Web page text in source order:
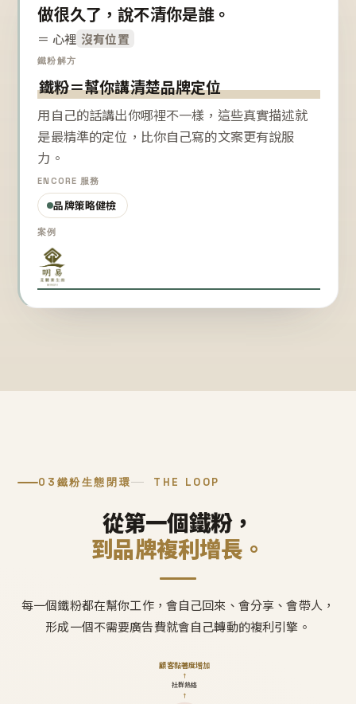
做很久了，說不清你是誰。
＝ 心裡 沒有位置
鐵粉解方
鐵粉＝幫你講清楚品牌定位
用自己的話講出你哪裡不一樣，這些真實描述就
是最精準的定位，比你自己寫的文案更有說服
力。
ENCORE 服務
品牌策略健檢
案例
03 鐵粉生態閉環 THE LOOP
從第一個鐵粉，
到品牌複利增長。
每一個鐵粉都在幫你工作，會自己回來、會分享、會帶人，
形成一個不需要廣告費就會自己轉動的複利引擎。
↑
社群熱絡
↑
顧客黏著度增加